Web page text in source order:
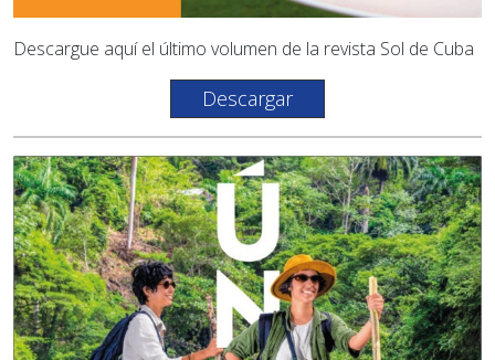
Descargue aquí el último volumen de la revista Sol de Cuba
Descargar